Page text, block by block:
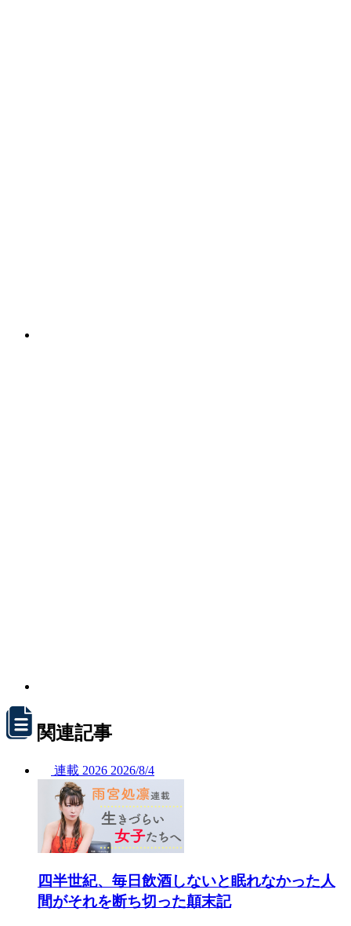
関連記事
連載 2026 2026/8/4
四半世紀、毎日飲酒しないと眠れなかった人
間がそれを断ち切った顛末記